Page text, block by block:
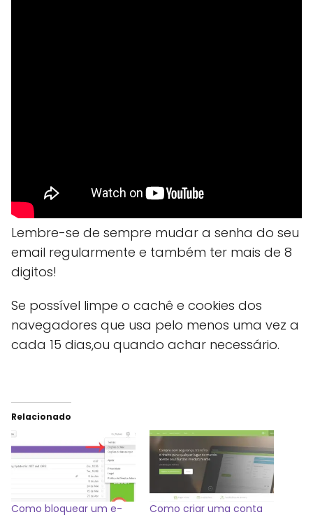
Lembre-se de sempre mudar a senha do seu
email regularmente e também ter mais de 8
digitos!
Se possível limpe o cachê e cookies dos
navegadores que usa pelo menos uma vez a
cada 15 dias,ou quando achar necessário.
Relacionado
Como bloquear um e-
Como criar uma conta